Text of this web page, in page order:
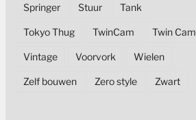
Springer Stuur Tank
Tokyo Thug TwinCam Twin Cam
Vintage Voorvork Wielen
Zelf bouwen Zero style Zwart